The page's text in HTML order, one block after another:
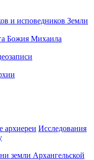
архиереи Исследования
земли Архангельской